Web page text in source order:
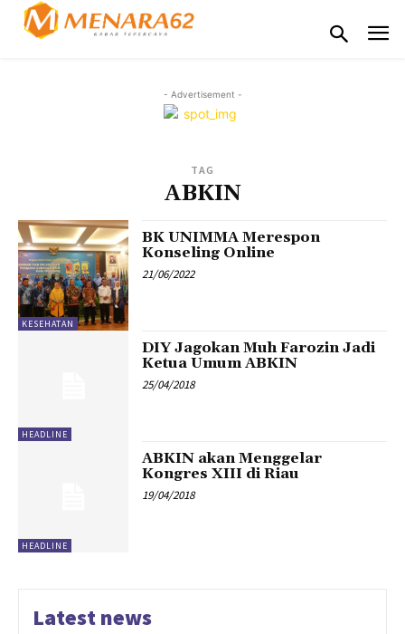
- Advertisement -
TAG
ABKIN
KESEHATAN
BK UNIMMA Merespon
Konseling Online
21/06/2022
HEADLINE
DIY Jagokan Muh Farozin Jadi
Ketua Umum ABKIN
25/04/2018
HEADLINE
ABKIN akan Menggelar
Kongres XIII di Riau
19/04/2018
Latest news